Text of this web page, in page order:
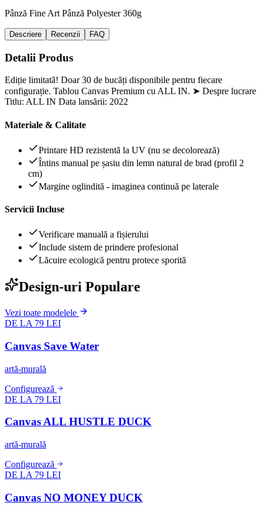
Pânză Fine Art Pânză Polyester 360g
Descriere Recenzii FAQ
Detalii Produs
Ediție limitată! Doar 30 de bucăți disponibile pentru fiecare
configurație. Tablou Canvas Premium cu ALL IN. ➤ Despre lucrare
Titlu: ALL IN Data lansării: 2022
Materiale & Calitate
Printare HD rezistentă la UV (nu se decolorează)
Întins manual pe șasiu din lemn natural de brad (profil 2
cm)
Margine oglindită - imaginea continuă pe laterale
Servicii Incluse
Verificare manuală a fișierului
Include sistem de prindere profesional
Lăcuire ecologică pentru protece sporită
Design-uri Populare
Vezi toate modelele
DE LA 79 LEI
Canvas Save Water
artă-murală
Configurează
DE LA 79 LEI
Canvas ALL HUSTLE DUCK
artă-murală
Configurează
DE LA 79 LEI
Canvas NO MONEY DUCK